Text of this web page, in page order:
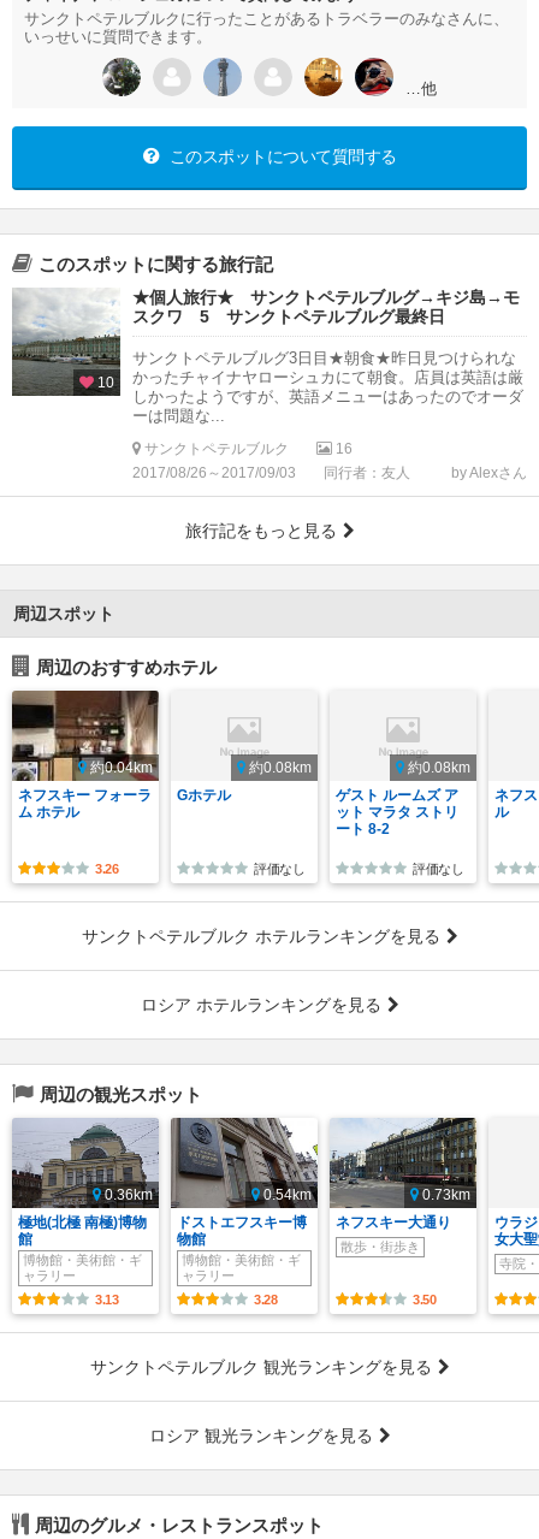
サンクトペテルブルクに行ったことがあるトラベラーのみなさんに、
いっせいに質問できます。
…他
このスポットについて質問する
このスポットに関する旅行記
10
★個人旅行★ サンクトペテルブルグ→キジ島→モ
スクワ 5 サンクトペテルブルグ最終日
サンクトペテルブルグ3日目★朝食★昨日見つけられな
かったチャイナヤローシュカにて朝食。店員は英語は厳
しかったようですが、英語メニューはあったのでオーダ
ーは問題な...
サンクトペテルブルク
16
2017/08/26～2017/09/03
同行者：友人 by Alexさん
旅行記をもっと見る
周辺スポット
周辺のおすすめホテル
約0.04km
ネフスキー フォーラ
ム ホテル
3.26
約0.08km
Gホテル
評価なし
約0.08km
ゲスト ルームズ ア
ット マラタ ストリ
ート 8-2
評価なし
ネフ
ル
サンクトペテルブルク ホテルランキングを見る
ロシア ホテルランキングを見る
周辺の観光スポット
0.36km
極地(北極 南極)博物
館
博物館・美術館・ギ
ャラリー
3.13
0.54km
ドストエフスキー博
物館
博物館・美術館・ギ
ャラリー
3.28
0.73km
ネフスキー大通り
散歩・街歩き
3.50
ウラ
女大
寺院
サンクトペテルブルク 観光ランキングを見る
ロシア 観光ランキングを見る
周辺のグルメ・レストランスポット